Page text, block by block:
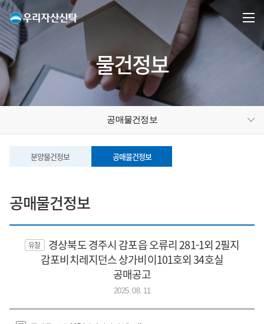
물건정보
공매물건정보
분양물건정보 공매물건정보
공매물건정보
유찰
경상북도 경주시 감포읍 오류리 281-1외 2필지
감포비치레지던스 상가비이101호외 34호실
공매공고
2025. 08. 11